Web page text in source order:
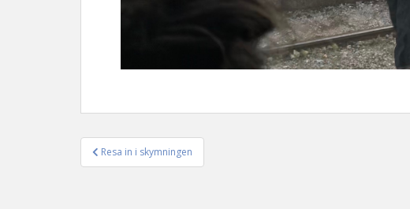
Inläggsnavigering
Resa in i skymningen